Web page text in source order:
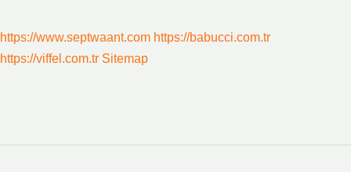
https://www.septwaant.com https://babucci.com.tr
https://viffel.com.tr Sitemap